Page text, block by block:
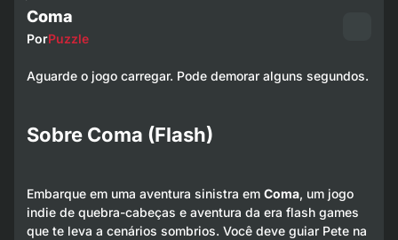
Coma
PorPuzzle
Aguarde o jogo carregar. Pode demorar alguns segundos.
Sobre Coma (Flash)
Embarque em uma aventura sinistra em Coma, um jogo
indie de quebra-cabeças e aventura da era flash games
que te leva a cenários sombrios. Você deve guiar Pete na